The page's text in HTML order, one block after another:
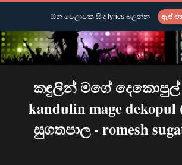
කඳුලින් මගේ දෙකොපුල්
kandulin mage
සුගතපාල - romesh
ඕන වෙලාවක සිංදු lyrics බලන්න ඇප්